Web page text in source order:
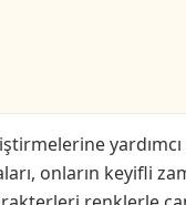
onların keyifli